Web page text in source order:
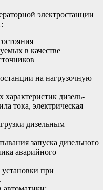
электростанции
в качестве
на нагрузочную
характеристик дизель-
тока, электрическая
дизельным
запуска дизельного
аварийного
установки при